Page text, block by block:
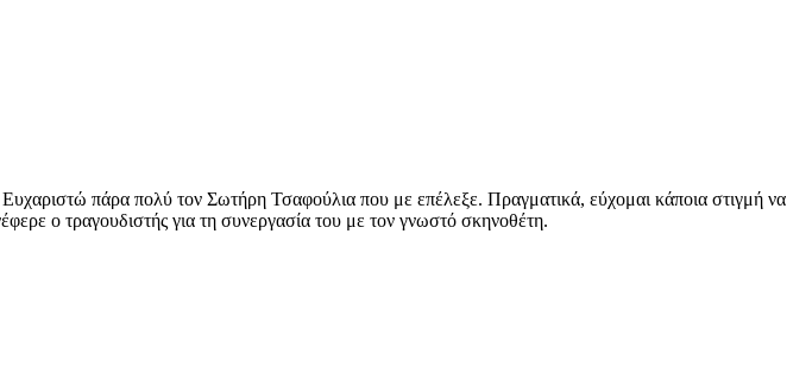
πάρα πολύ τον Σωτήρη Τσαφούλια που με επέλεξε. Πραγματικά, εύχομαι κάποια στιγμή να
ο τραγουδιστής για τη συνεργασία του με τον γνωστό σκηνοθέτη.